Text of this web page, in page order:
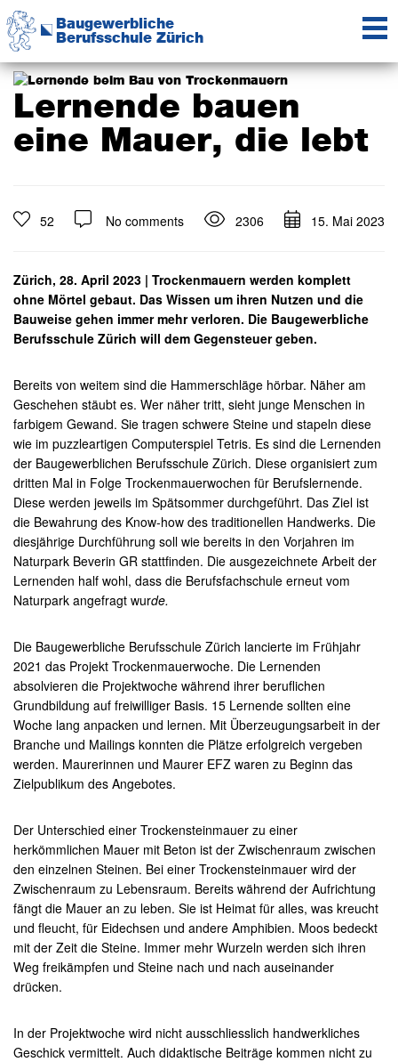
Zur
Hauptnavigation
springen
Zum
Inhalt
springen
Zur
Seitenspalte
springen
Kompetenzzentrum
Baubranche
Baugewerbliche
Berufsschule Zürich
Lernende bauen
eine Mauer, die lebt
52 No comments 2306 15. Mai 2023
Zürich, 28. April 2023 | Trockenmauern werden komplett
ohne Mörtel gebaut. Das Wissen um ihren Nutzen und die
Bauweise gehen immer mehr verloren. Die Baugewerbliche
Berufsschule Zürich will dem Gegensteuer geben.
Bereits von weitem sind die Hammerschläge hörbar. Näher am
Geschehen stäubt es. Wer näher tritt, sieht junge Menschen in
farbigem Gewand. Sie tragen schwere Steine und stapeln diese
wie im puzzleartigen Computerspiel Tetris. Es sind die Lernenden
der Baugewerblichen Berufsschule Zürich. Diese organisiert zum
dritten Mal in Folge Trockenmauerwochen für Berufslernende.
Diese werden jeweils im Spätsommer durchgeführt. Das Ziel ist
die Bewahrung des Know-how des traditionellen Handwerks. Die
diesjährige Durchführung soll wie bereits in den Vorjahren im
Naturpark Beverin GR stattfinden. Die ausgezeichnete Arbeit der
Lernenden half wohl, dass die Berufsfachschule erneut vom
Naturpark angefragt wurde.
Die Baugewerbliche Berufsschule Zürich lancierte im Frühjahr
2021 das Projekt Trockenmauerwoche. Die Lernenden
absolvieren die Projektwoche während ihrer beruflichen
Grundbildung auf freiwilliger Basis. 15 Lernende sollten eine
Woche lang anpacken und lernen. Mit Überzeugungsarbeit in der
Branche und Mailings konnten die Plätze erfolgreich vergeben
werden. Maurerinnen und Maurer EFZ waren zu Beginn das
Zielpublikum des Angebotes.
Der Unterschied einer Trockensteinmauer zu einer
herkömmlichen Mauer mit Beton ist der Zwischenraum zwischen
den einzelnen Steinen. Bei einer Trockensteinmauer wird der
Zwischenraum zu Lebensraum. Bereits während der Aufrichtung
fängt die Mauer an zu leben. Sie ist Heimat für alles, was kreucht
und fleucht, für Eidechsen und andere Amphibien. Moos bedeckt
mit der Zeit die Steine. Immer mehr Wurzeln werden sich ihren
Weg freikämpfen und Steine nach und nach auseinander
drücken.
In der Projektwoche wird nicht ausschliesslich handwerkliches
Geschick vermittelt. Auch didaktische Beiträge kommen nicht zu